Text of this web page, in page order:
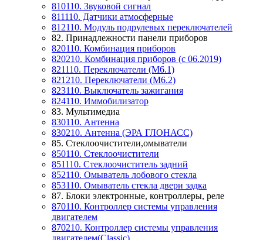
810110. Звуковой сигнал
811110. Датчики атмосферные
812110. Модуль подрулевых переключателей
82. Принадлежности панели приборов
820110. Комбинация приборов
820210. Комбинация приборов (с 06.2019)
821110. Переключатели (М6.1)
821210. Переключатели (M6.2)
823110. Выключатель зажигания
824110. Иммобилизатор
83. Мультимедиа
830110. Антенна
830210. Антенна (ЭРА ГЛОНАСС)
85. Стеклоочистители,омыватели
850110. Стеклоочистители
851110. Стеклоочиститель задний
852110. Омыватель лобового стекла
853110. Омыватель стекла двери задка
87. Блоки электронные, контроллеры, реле
870110. Контроллер системы управления
двигателем
870210. Контроллер системы управления
двигателем(Classic)